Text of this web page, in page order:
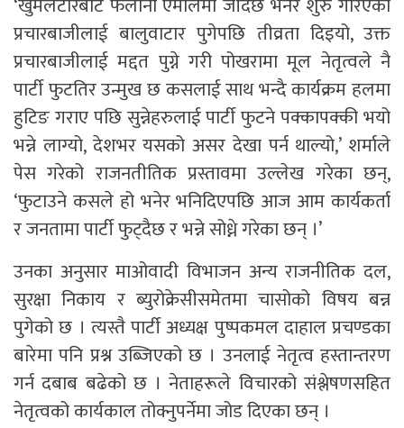
प्रचारबाजीलाई बालुवाटार पुगेपछि तीव्रता दिइयो, उक्त
प्रचारबाजीलाई मद्दत पुग्ने गरी पोखरामा मूल नेतृत्वले नै
पार्टी फुटतिर उन्मुख छ कसलाई साथ भन्दै कार्यक्रम हलमा
हुटिङ गराए पछि सुन्नेहरुलाई पार्टी फुटने पक्कापक्की भयो
भन्ने लाग्यो, देशभर यसको असर देखा पर्न थाल्यो,’ शर्माले
पेस गरेको राजनतीतिक प्रस्तावमा उल्लेख गरेका छन्,
‘फुटाउने कसले हो भनेर भनिदिएपछि आज आम कार्यकर्ता
र जनतामा पार्टी फुट्दैछ र भन्ने सोध्ने गरेका छन् ।’
उनका अनुसार माओवादी विभाजन अन्य राजनीतिक दल,
सुरक्षा निकाय र ब्युरोक्रेसीसमेतमा चासोको विषय बन्न
पुगेको छ । त्यस्तै पार्टी अध्यक्ष पुष्पकमल दाहाल प्रचण्डका
बारेमा पनि प्रश्न उब्जिएको छ । उनलाई नेतृत्व हस्तान्तरण
गर्न दबाब बढेको छ । नेताहरूले विचारको संश्लेषणसहित
नेतृत्वको कार्यकाल तोक्नुपर्नेमा जोड दिएका छन् ।